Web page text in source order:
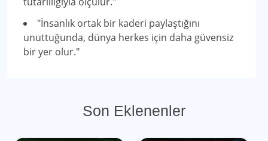
"İnsanlık ortak bir kaderi paylaştığını
unuttuğunda, dünya herkes için daha güvensiz
bir yer olur."
Son Eklenenler